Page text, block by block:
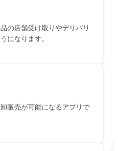
の店舗受け取りやデリバリ
になります。
販売が可能になるアプリで